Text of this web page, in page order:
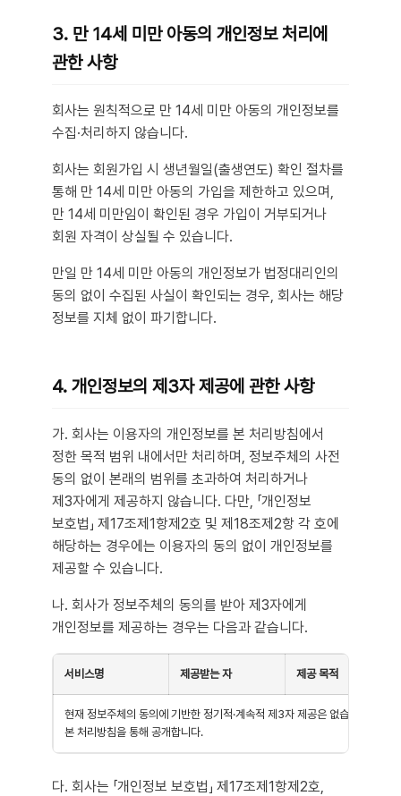
3. 만 14세 미만 아동의 개인정보 처리에
관한 사항
회사는 원칙적으로 만 14세 미만 아동의 개인정보를
수집·처리하지 않습니다.
회사는 회원가입 시 생년월일(출생연도) 확인 절차를
통해 만 14세 미만 아동의 가입을 제한하고 있으며,
만 14세 미만임이 확인된 경우 가입이 거부되거나
회원 자격이 상실될 수 있습니다.
만일 만 14세 미만 아동의 개인정보가 법정대리인의
동의 없이 수집된 사실이 확인되는 경우, 회사는 해당
정보를 지체 없이 파기합니다.
4. 개인정보의 제3자 제공에 관한 사항
가. 회사는 이용자의 개인정보를 본 처리방침에서
정한 목적 범위 내에서만 처리하며, 정보주체의 사전
동의 없이 본래의 범위를 초과하여 처리하거나
제3자에게 제공하지 않습니다. 다만, 「개인정보
보호법」 제17조제1항제2호 및 제18조제2항 각 호에
해당하는 경우에는 이용자의 동의 없이 개인정보를
제공할 수 있습니다.
나. 회사가 정보주체의 동의를 받아 제3자에게
개인정보를 제공하는 경우는 다음과 같습니다.
서비스명 제공받는 자 제공 목적
현재 정보주체의 동의에 기반한 정기적·계속적 제3자 제공은 없습니다. 제
본 처리방침을 통해 공개합니다.
다. 회사는 「개인정보 보호법」 제17조제1항제2호,